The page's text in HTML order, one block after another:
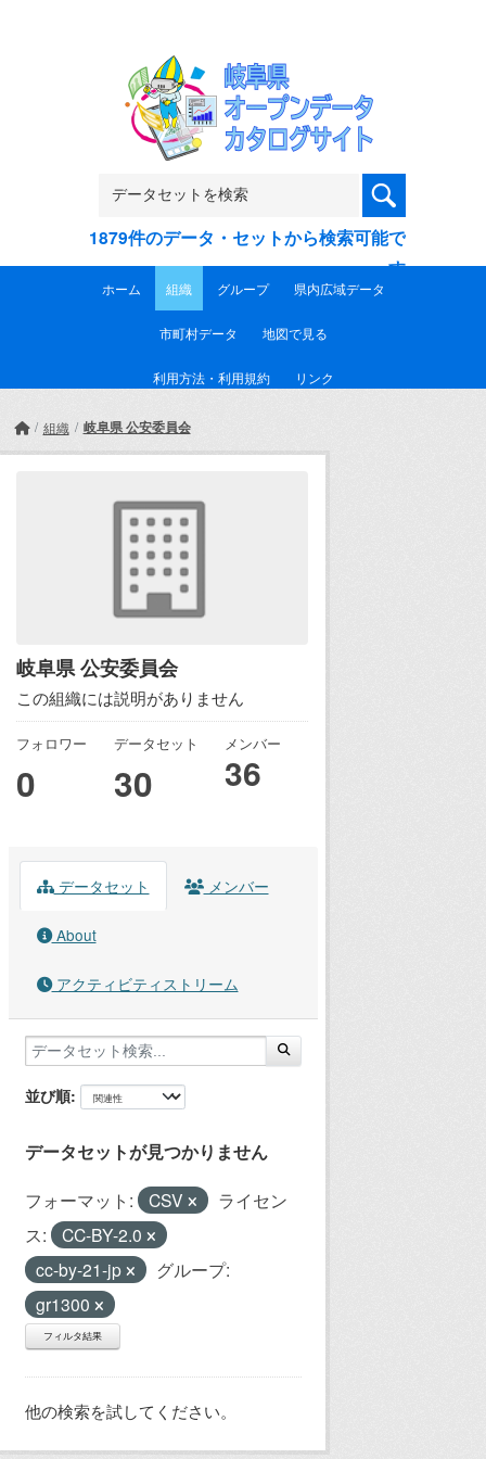
1879件のデータ・セットから検索可能で
す
ホーム 組織 グループ 県内広域データ
市町村データ 地図で見る
利用方法・利用規約 リンク
組織 岐阜県 公安委員会
岐阜県 公安委員会
この組織には説明がありません
フォロワー
0
データセット
30
メンバー
36
データセット メンバー
About
アクティビティストリーム
並び順
データセットが見つかりません
フォーマット: CSV
ライセン
ス:
CC-BY-2.0
cc-by-21-jp
グループ:
gr1300
フィルタ結果
他の検索を試してください。